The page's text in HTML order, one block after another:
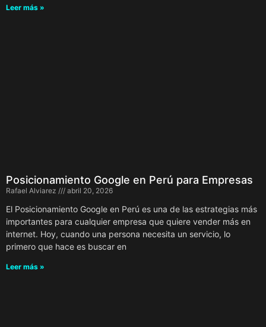
Leer más »
Posicionamiento Google en Perú para Empresas
Rafael Alviarez abril 20, 2026
El Posicionamiento Google en Perú es una de las estrategias más
importantes para cualquier empresa que quiere vender más en
internet. Hoy, cuando una persona necesita un servicio, lo
primero que hace es buscar en
Leer más »